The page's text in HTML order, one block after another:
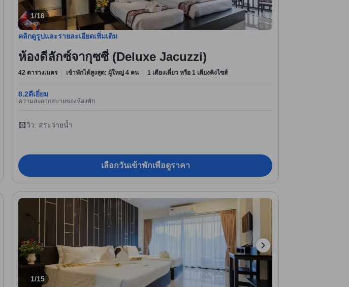
1/16
คลิกดูรูปและรายละเอียดเพิ่มเติม
ห้องดีลักซ์จากุซซี่ (Deluxe Jacuzzi)
42 ตารางเมตร เข้าพักได้สูงสุด: ผู้ใหญ่ 4 คน 1 เตียงเดี่ยว หรือ 1 เตียงคิงไซส์
8.2ดีเยี่ยม
ความสะดวกสบายของห้องพัก
วิว: สระว่ายน้ำ
เลือกวันเข้าพักเพื่อดูราคา
1/15